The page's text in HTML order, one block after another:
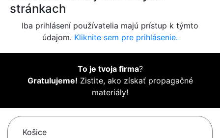
stránkach
Iba prihlásení používatelia majú prístup k týmto
údajom. Kliknite sem pre prihlásenie.
To je tvoja firma?
Gratulujeme! Zistite, ako získať propagačné
materiály!
Košice